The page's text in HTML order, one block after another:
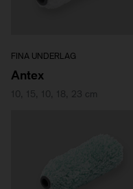
FINA UNDERLAG
Antex
10, 15, 10, 18, 23 cm